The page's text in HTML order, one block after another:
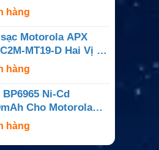
Bộ Đàm Motorola
hàng
Motorola APX
MT19-D Hai Vị Trí
APX6000, APX7000,
hàng
BP6965 Ni-Cd
Cho Motorola
IV, Minitor Và
Tương Thích
hàng